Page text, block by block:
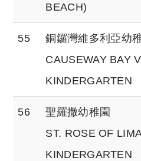
BEACH)
55
銅鑼灣維多利亞幼
CAUSEWAY BAY
KINDERGARTEN
56
聖羅撒幼稚園
ST. ROSE OF
KINDERGARTEN